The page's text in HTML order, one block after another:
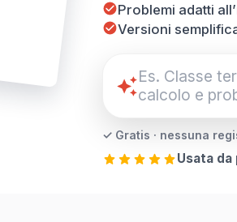
Problemi adatti
Versioni
✓ Gratis · nessuna
Usata